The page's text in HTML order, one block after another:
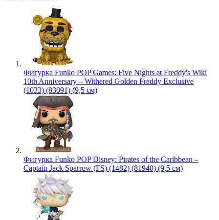
Фигурка Funko POP Games: Five Nights at Freddy's Wiki
10th Anniversary – Withered Golden Freddy Exclusive
(1033) (83091) (9,5 см)
Фигурка Funko POP Disney: Pirates of the Caribbean –
Captain Jack Sparrow (FS) (1482) (81940) (9,5 см)